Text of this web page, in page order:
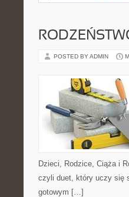
POSTED BY ADMIN
Dzieci, Rodzice, Ciąża i
czyli duet, który uczy się
gotowym […]